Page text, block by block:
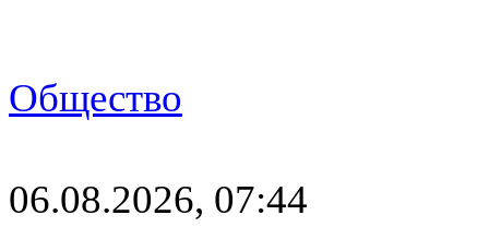
Общество
06.08.2026, 07:44